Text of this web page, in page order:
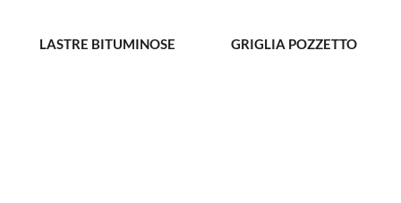
LASTRE BITUMINOSE GRIGLIA POZZETTO